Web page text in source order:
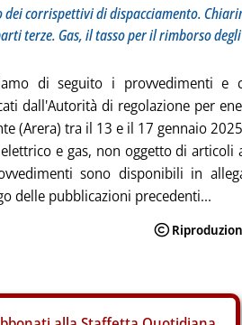
corrispettivi di dispacciamento.
terze. Gas, il tasso per il rimborso
di seguito i provvedimenti e
dall'Autorità di regolazione per
(Arera) tra il 13 e il 17 gennaio
e gas, non oggetto di articoli
sono disponibili in
delle pubblicazioni precedenti...